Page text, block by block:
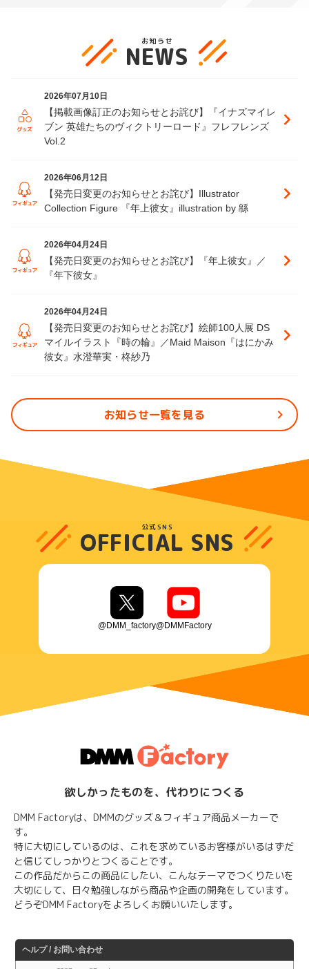
お知らせ
NEWS
2026年07月10日
【掲載画像訂正のお知らせとお詫び】『イナズマイレ
ブン 英雄たちのヴィクトリーロード』フレフレンズ
Vol.2
2026年06月12日
【発売日変更のお知らせとお詫び】Illustrator
Collection Figure 『年上彼女』illustration by 緜
2026年04月24日
【発売日変更のお知らせとお詫び】『年上彼女』／
『年下彼女』
2026年04月24日
【発売日変更のお知らせとお詫び】絵師100人展 DS
マイルイラスト『時の輪』／Maid Maison『はにかみ
彼女』水澄華実・柊紗乃
お知らせ一覧を見る
公式SNS
OFFICIAL SNS
@DMM_factory@DMMFactory
欲しかったものを、代わりにつくる
DMM Factoryは、DMMのグッズ＆フィギュア商品メーカーで
す。
特に大切にしているのは、これを求めているお客様がいるはずだ
と信じてしっかりとつくることです。
この作品だからこの商品にしたい、こんなテーマでつくりたいを
大切にして、日々勉強しながら商品や企画の開発をしています。
どうぞDMM Factoryをよろしくお願いいたします。
ヘルプ / お問い合わせ